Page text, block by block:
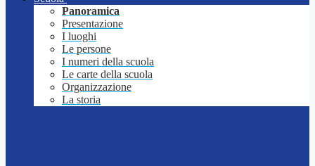
Panoramica
Presentazione
I luoghi
Le persone
I numeri della scuola
Le carte della scuola
Organizzazione
La storia